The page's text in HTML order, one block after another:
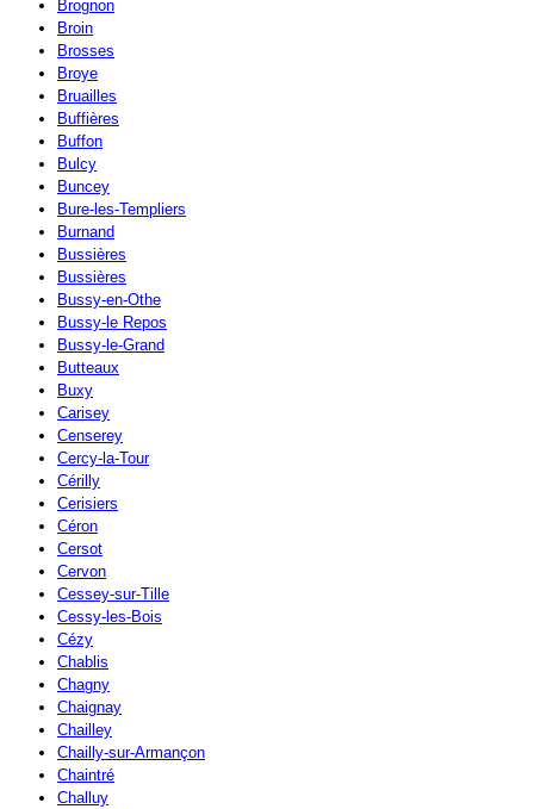
Brognon
Broin
Brosses
Broye
Bruailles
Buffières
Buffon
Bulcy
Buncey
Bure-les-Templiers
Burnand
Bussières
Bussières
Bussy-en-Othe
Bussy-le Repos
Bussy-le-Grand
Butteaux
Buxy
Carisey
Censerey
Cercy-la-Tour
Cérilly
Cerisiers
Céron
Cersot
Cervon
Cessey-sur-Tille
Cessy-les-Bois
Cézy
Chablis
Chagny
Chaignay
Chailley
Chailly-sur-Armançon
Chaintré
Challuy